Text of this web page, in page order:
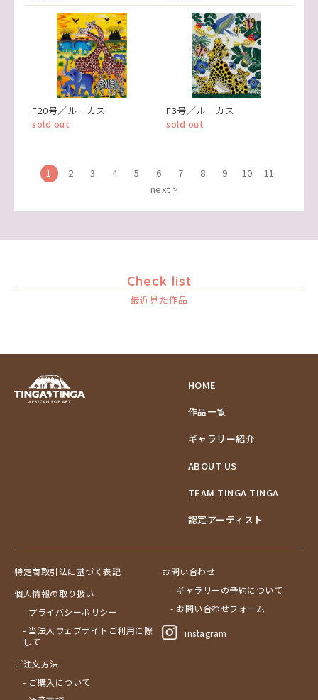
F20号／ルーカス
sold out
F3号／ルーカス
sold out
1 2 3 4 5 6 7 8 9 10
11
next >
Check list
最近見た作品
HOME
作品一覧
ギャラリー紹介
ABOUT US
TEAM TINGA TINGA
認定アーティスト
特定商取引法に基づく表記
個人情報の取り扱い
- プライバシーポリシー
- 当法人ウェブサイトご利用に際
して
ご注文方法
- ご購入について
お問い合わせ
- ギャラリーの予約について
- お問い合わせフォーム
instagram